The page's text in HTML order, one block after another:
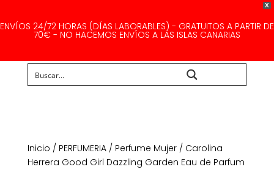
X
ENVÍOS 24/72 HORAS (DÍAS LABORABLES) - GRATUITOS A PARTIR DE
70€ - NO HACEMOS ENVÍOS A LAS ISLAS CANARIAS
Inicio / PERFUMERIA/ Perfume Mujer/ Carolina
Herrera Good Girl Dazzling Garden Eau de Parfum